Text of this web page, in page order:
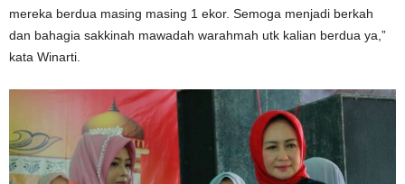
mereka berdua masing masing 1 ekor. Semoga menjadi berkah
dan bahagia sakkinah mawadah warahmah utk kalian berdua ya,”
kata Winarti.